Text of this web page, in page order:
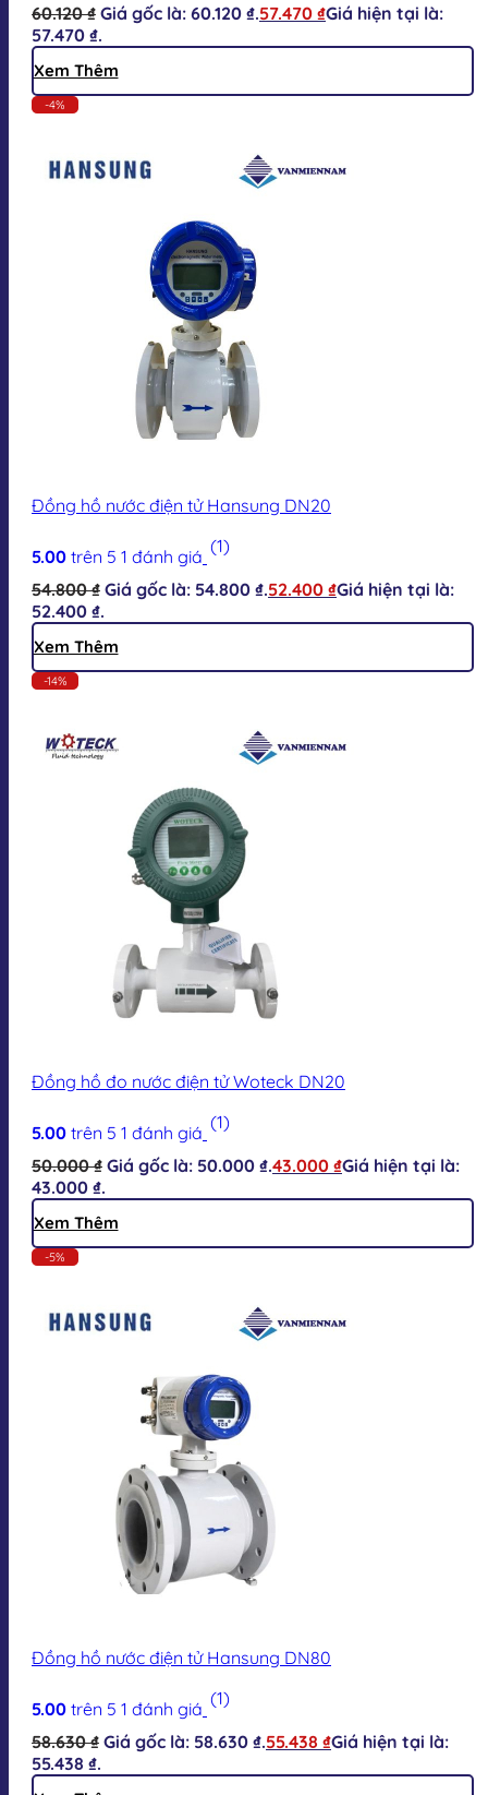
60.120₫ Giá gốc là: 60.120 ₫.57.470 ₫Giá hiện tại là:
57.470 ₫.
Xem Thêm
-4%
Đồng hồ nước điện tử Hansung DN20
5.00 trên 5 1 đánh giá (1)
54.800₫ Giá gốc là: 54.800 ₫.52.400 ₫Giá hiện tại là:
52.400 ₫.
Xem Thêm
-14%
Đồng hồ đo nước điện tử Woteck DN20
5.00 trên 5 1 đánh giá (1)
50.000₫ Giá gốc là: 50.000 ₫.43.000 ₫Giá hiện tại là:
43.000 ₫.
Xem Thêm
-5%
Đồng hồ nước điện tử Hansung DN80
5.00 trên 5 1 đánh giá (1)
58.630₫ Giá gốc là: 58.630 ₫.55.438 ₫Giá hiện tại là:
55.438 ₫.